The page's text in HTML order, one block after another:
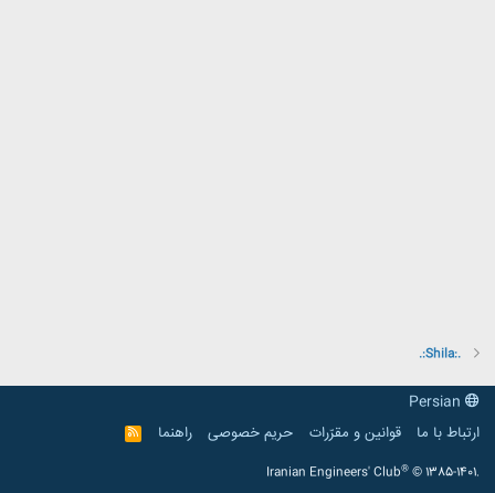
.:Shila:.
ارتباط با ما
قوانین و مقرّرات حریم خصوصی راهنما
R
S
Iranian Engineers' Club® © 1385-1401.